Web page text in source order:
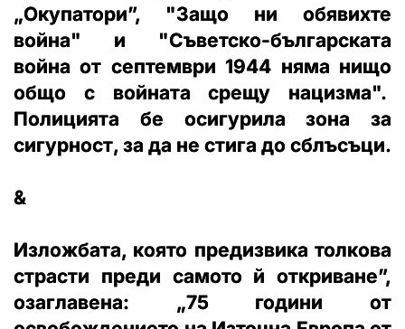
„Окупатори”, "Защо ни обявихте
война" и "Съветско-българската
война от септември 1944 няма нищо
общо с войната срещу нацизма".
Полицията бе осигурила зона за
сигурност, за да не стига до сблъсъци.
&
Изложбата, която предизвика толкова
страсти преди самото й откриване”,
озаглавена: „75 години от